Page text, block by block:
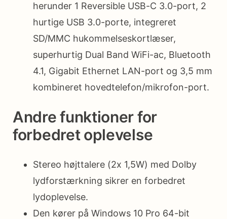
herunder 1 Reversible USB-C 3.0-port, 2
hurtige USB 3.0-porte, integreret
SD/MMC hukommelseskortlæser,
superhurtig Dual Band WiFi-ac, Bluetooth
4.1, Gigabit Ethernet LAN-port og 3,5 mm
kombineret hovedtelefon/mikrofon-port.
Andre funktioner for
forbedret oplevelse
Stereo højttalere (2x 1,5W) med Dolby
lydforstærkning sikrer en forbedret
lydoplevelse.
Den kører på Windows 10 Pro 64-bit